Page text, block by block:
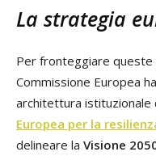
La strategia
Per fronteggiare queste
Commissione Europea
architettura istituzionale
Europea per la
delineare la Visione